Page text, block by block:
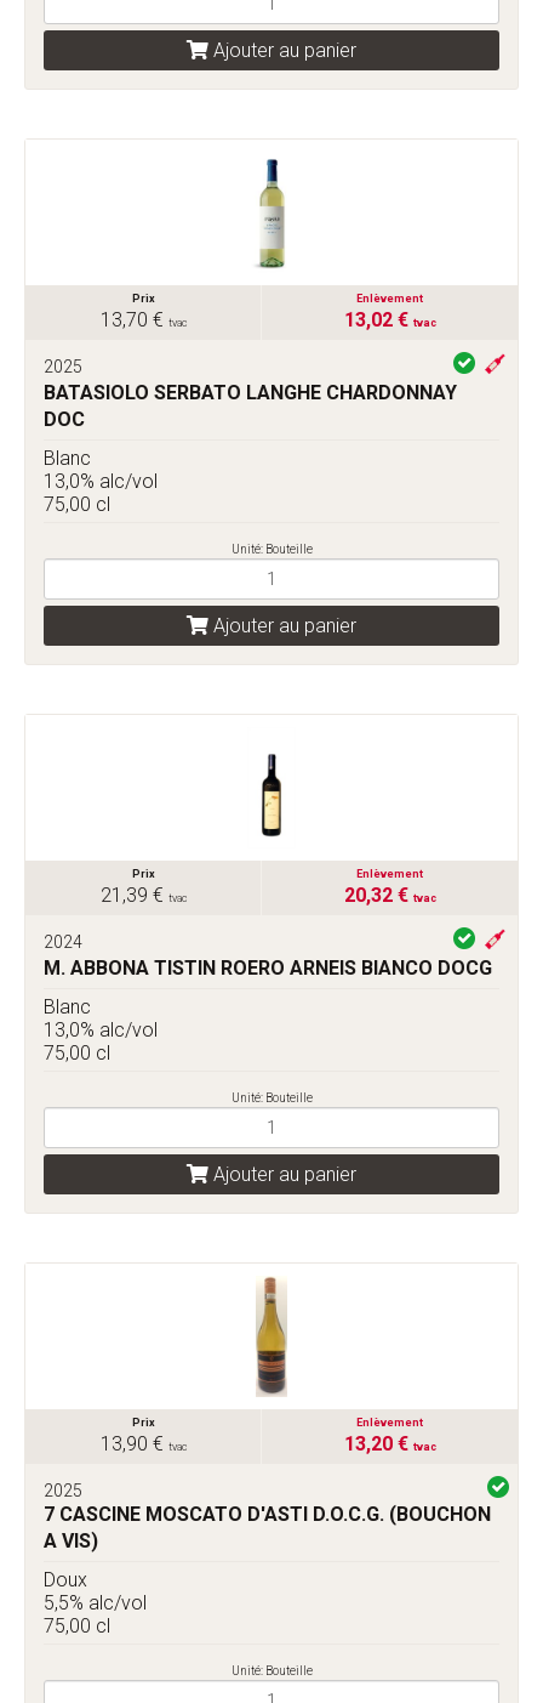
Ajouter au panier
Prix
13,70 € tvac
Enlèvement
13,02 € tvac
2025
BATASIOLO SERBATO LANGHE CHARDONNAY
DOC
Blanc
13,0% alc/vol
75,00 cl
Unité: Bouteille
Ajouter au panier
Prix
21,39 € tvac
Enlèvement
20,32 € tvac
2024
M. ABBONA TISTIN ROERO ARNEIS BIANCO DOCG
Blanc
13,0% alc/vol
75,00 cl
Unité: Bouteille
Ajouter au panier
Prix
13,90 € tvac
Enlèvement
13,20 € tvac
2025
7 CASCINE MOSCATO D'ASTI D.O.C.G. (BOUCHON
A VIS)
Doux
5,5% alc/vol
75,00 cl
Unité: Bouteille